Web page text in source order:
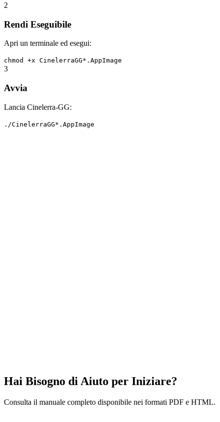
2
Rendi Eseguibile
Apri un terminale ed esegui:
chmod +x CinelerraGG*.AppImage
3
Avvia
Lancia Cinelerra-GG:
./CinelerraGG*.AppImage
Hai Bisogno di Aiuto per Iniziare?
Consulta il manuale completo disponibile nei formati PDF e HTML.